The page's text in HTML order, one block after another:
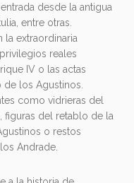
desde la antigua
entre otras.
la extraordinaria
reales
IV o las actas
los Agustinos.
como vidrieras del
figuras del retablo de la
o restos
Andrade.